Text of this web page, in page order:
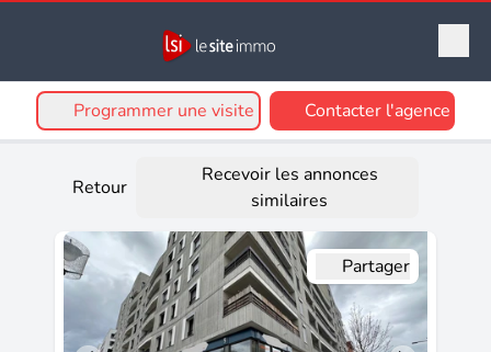
Programmer une visite Contacter l'agence
Retour
Recevoir les annonces
similaires
Partager